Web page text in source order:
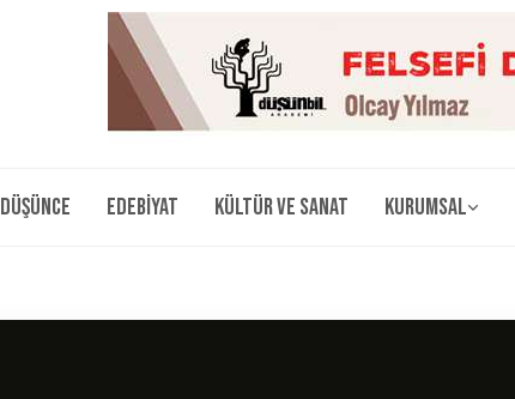
Düşünce Edebiyat Kültür ve Sanat Kurumsal